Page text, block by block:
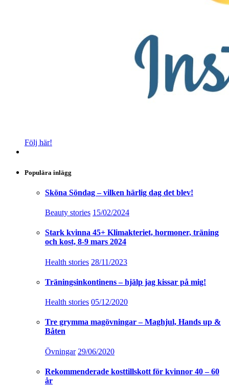
Följ här!
Populära inlägg
Sköna Söndag – vilken härlig dag det blev!
Beauty stories 15/02/2024
Stark kvinna 45+ Klimakteriet, hormoner, träning
och kost, 8-9 mars 2024
Health stories 28/11/2023
Träningsinkontinens – hjälp jag kissar på mig!
Health stories 05/12/2020
Tre grymma magövningar – Maghjul, Hands up &
Båten
Övningar 29/06/2020
Rekommenderade kosttillskott för kvinnor 40 – 60
år